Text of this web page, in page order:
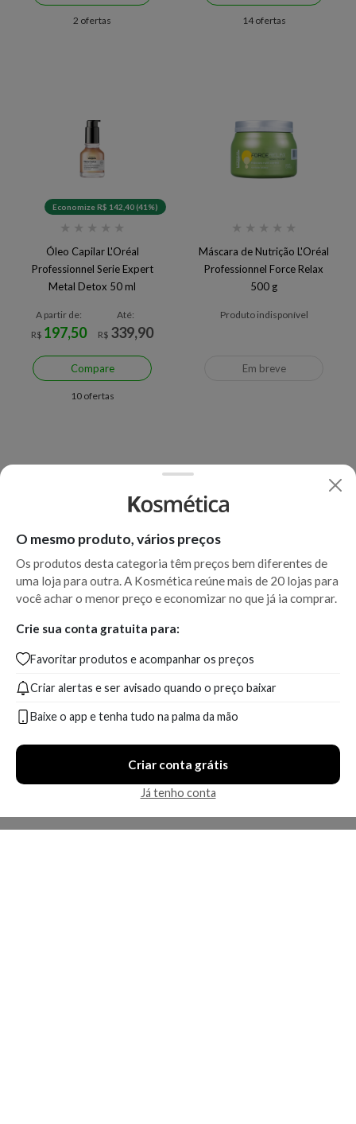
2 ofertas 14 ofertas
Economize R$ 142,40 (41%)
★ ★ ★ ★ ★
Óleo Capilar L'Oréal
Professionnel Serie Expert
Metal Detox 50 ml
A partir de:
R$ 197,50
Até:
R$ 339,90
Compare
10 ofertas
★ ★ ★ ★ ★
Máscara de Nutrição L'Oréal
Professionnel Force Relax
500 g
Produto indisponível
Em breve
O mesmo produto, vários preços
Os produtos desta categoria têm preços bem diferentes de
uma loja para outra. A Kosmética reúne mais de 20 lojas para
você achar o menor preço e economizar no que já ia comprar.
Crie sua conta gratuita para:
Favoritar produtos e acompanhar os preços
Criar alertas e ser avisado quando o preço baixar
Baixe o app e tenha tudo na palma da mão
Criar conta grátis
Já tenho conta